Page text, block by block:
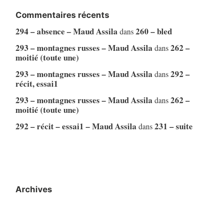
Commentaires récents
294 – absence – Maud Assila dans260 – bled
293 – montagnes russes – Maud Assila dans262 –
moitié (toute une)
293 – montagnes russes – Maud Assila dans292 –
récit, essai1
293 – montagnes russes – Maud Assila dans262 –
moitié (toute une)
292 – récit – essai1 – Maud Assila dans231 – suite
Archives